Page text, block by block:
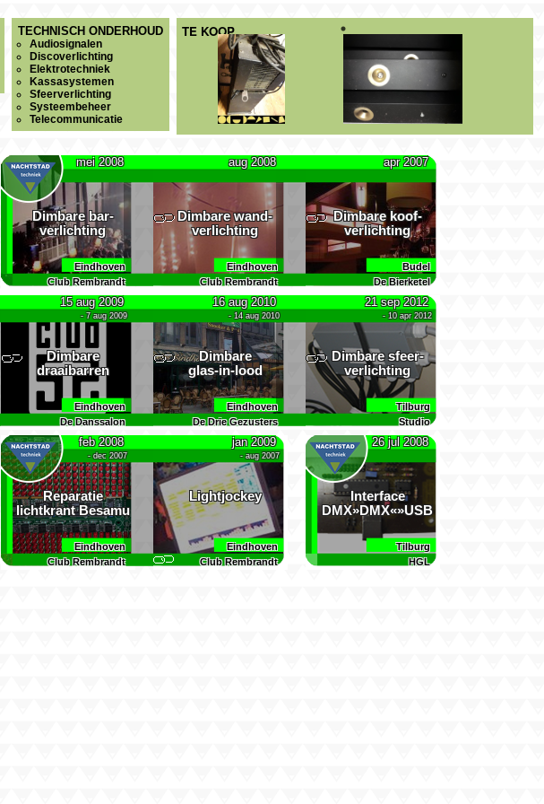
TECHNISCH ONDERHOUD
Audiosignalen
Discoverlichting
Elektrotechniek
Kassasystemen
Sfeerverlichting
Systeembeheer
Telecommunicatie
mei 2008
Dimbare bar­
verlichting
Eindhoven
Club Rembrandt
aug 2008
Dimbare wand­
verlichting
Eindhoven
Club Rembrandt
apr 2007
Dimbare koof­
verlichting
Budel
De Bierketel
15 aug 2009
- 7 aug 2009
Dimbare
draaibarren
Eindhoven
De Danssalon
16 aug 2010
- 14 aug 2010
Dimbare
glas-in-lood
Eindhoven
De Drie Gezusters
21 sep 2012
- 10 apr 2012
Dimbare sfeer­
verlichting
Tilburg
Studio
feb 2008
- dec 2007
Reparatie
lichtkrant Besamu
Eindhoven
Club Rembrandt
jan 2009
- aug 2007
Lightjockey
Eindhoven
Club Rembrandt
26 jul 2008
Interface
DMX»DMX«»USB
Tilburg
HGL